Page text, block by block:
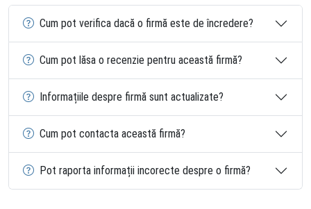
Cum pot verifica dacă o firmă este de încredere?
Cum pot lăsa o recenzie pentru această firmă?
Informațiile despre firmă sunt actualizate?
Cum pot contacta această firmă?
Pot raporta informații incorecte despre o firmă?